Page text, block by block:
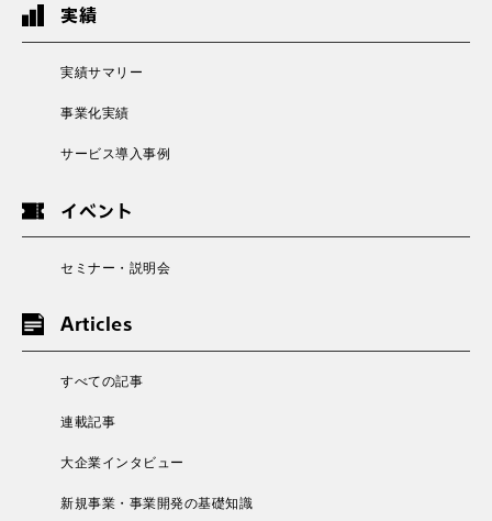
実績
実績サマリー
事業化実績
サービス導入事例
イベント
セミナー・説明会
Articles
すべての記事
連載記事
大企業インタビュー
新規事業・事業開発の基礎知識